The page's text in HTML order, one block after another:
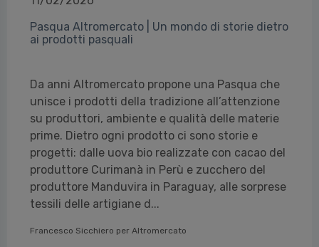
Pasqua Altromercato | Un mondo di storie dietro
ai prodotti pasquali
Da anni Altromercato propone una Pasqua che
unisce i prodotti della tradizione all’attenzione
su produttori, ambiente e qualità delle materie
prime. Dietro ogni prodotto ci sono storie e
progetti: dalle uova bio realizzate con cacao del
produttore Curimanà in Perù e zucchero del
produttore Manduvira in Paraguay, alle sorprese
tessili delle artigiane d...
Francesco Sicchiero per Altromercato